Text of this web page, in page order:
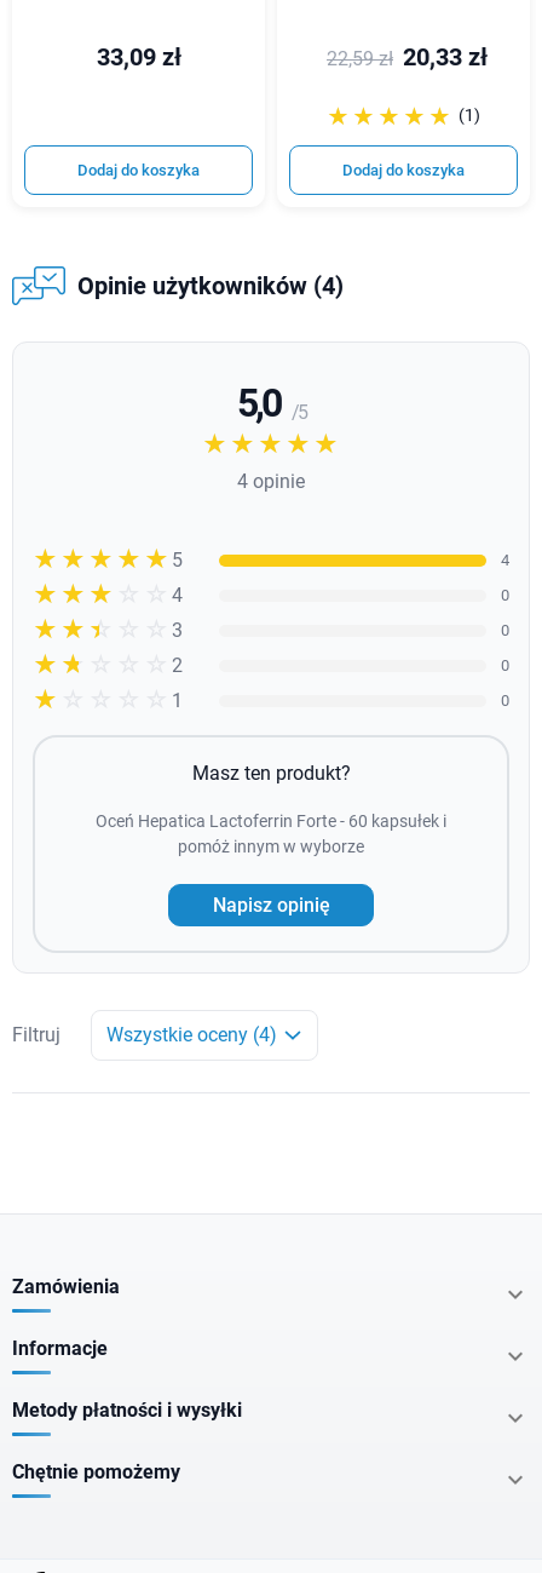
33,09 zł
Dodaj do koszyka
22,59 zł 20,33 zł
☆☆☆☆☆
★★★★★ (1)
Dodaj do koszyka
Opinie użytkowników (4)
5,0 / 5
☆☆☆☆☆
★★★★★
4 opinie
☆☆☆☆☆
★★★★★ 5 4
☆☆☆☆☆
★★★★ 4 0
☆☆☆☆☆
★★★ 3 0
☆☆☆☆☆
★★ 2 0
☆☆☆☆☆
★ 1 0
Masz ten produkt?
Oceń Hepatica Lactoferrin Forte - 60 kapsułek i
pomóż innym w wyborze
Napisz opinię
Filtruj Wszystkie oceny (4)
Zamówienia 
Informacje 
Metody płatności i wysyłki 
Chętnie pomożemy 